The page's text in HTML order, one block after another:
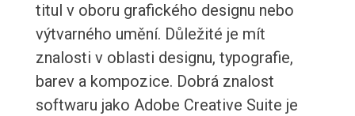
titul v oboru grafického designu nebo
výtvarného umění. Důležité je mít
znalosti v oblasti designu, typografie,
barev a kompozice. Dobrá znalost
softwaru jako Adobe Creative Suite je